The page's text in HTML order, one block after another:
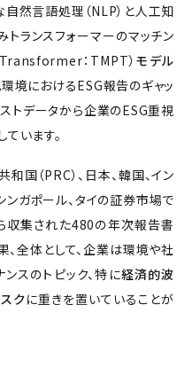
然言語処理（NLP）と人工知
トランスフォーマーのマッチン
：TMPT）モデル
境におけるESG報告のギャッ
トデータから企業のESG重視
います。
国（PRC）、日本、韓国、イン
ンガポール、タイの証券市場で
集された480の年次報告書
全体として、企業は環境や社
スのトピック、特に経済的波
クに重きを置いていることが